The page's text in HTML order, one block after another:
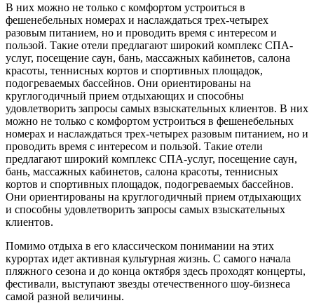
В них можно не только с комфортом устроиться в
фешенебельных номерах и наслаждаться трех-четырех
разовым питанием, но и проводить время с интересом и
пользой. Такие отели предлагают широкий комплекс СПА-
услуг, посещение саун, бань, массажных кабинетов, салона
красоты, теннисных кортов и спортивных площадок,
подогреваемых бассейнов. Они ориентированы на
круглогодичный прием отдыхающих и способны
удовлетворить запросы самых взыскательных клиентов. В них
можно не только с комфортом устроиться в фешенебельных
номерах и наслаждаться трех-четырех разовым питанием, но и
проводить время с интересом и пользой. Такие отели
предлагают широкий комплекс СПА-услуг, посещение саун,
бань, массажных кабинетов, салона красоты, теннисных
кортов и спортивных площадок, подогреваемых бассейнов.
Они ориентированы на круглогодичный прием отдыхающих
и способны удовлетворить запросы самых взыскательных
клиентов.
Помимо отдыха в его классическом понимании на этих
курортах идет активная культурная жизнь. С самого начала
пляжного сезона и до конца октября здесь проходят концерты,
фестивали, выступают звезды отечественного шоу-бизнеса
самой разной величины.